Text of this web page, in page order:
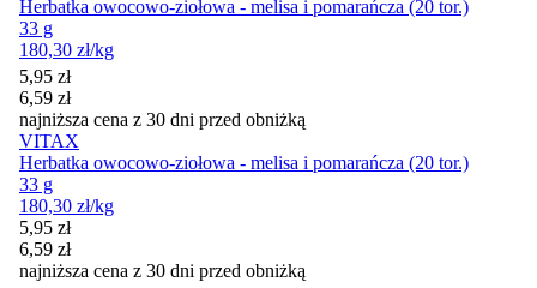
Herbatka owocowo-ziołowa - melisa i pomarańcza (20 tor.)
33 g
180,30 zł/kg
Cena promocyjna
5,95 zł
6,59 zł
najniższa cena z 30 dni przed obniżką
VITAX
Herbatka owocowo-ziołowa - melisa i pomarańcza (20 tor.)
33 g
180,30 zł/kg
Cena promocyjna
5,95 zł
6,59 zł
najniższa cena z 30 dni przed obniżką